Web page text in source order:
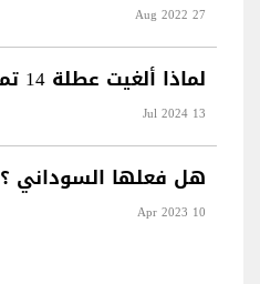
27 Aug 2022
لماذا ألغيت عطلة 14 تموز بهذا العام ؟!
13 Jul 2024
هل فعلها السوداني ؟
10 Apr 2023